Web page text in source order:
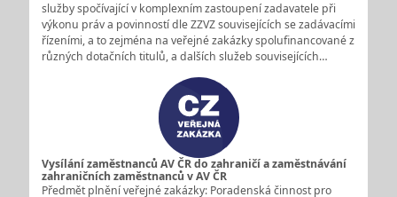
služby spočívající v komplexním zastoupení zadavatele při
výkonu práv a povinností dle ZZVZ souvisejících se zadávacími
řízeními, a to zejména na veřejné zakázky spolufinancované z
různých dotačních titulů, a dalších služeb souvisejících…
Vysílání zaměstnanců AV ČR do zahraničí a zaměstnávání
zahraničních zaměstnanců v AV ČR
Předmět plnění veřejné zakázky: Poradenská činnost pro